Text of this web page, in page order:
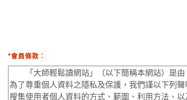
*會員條款：